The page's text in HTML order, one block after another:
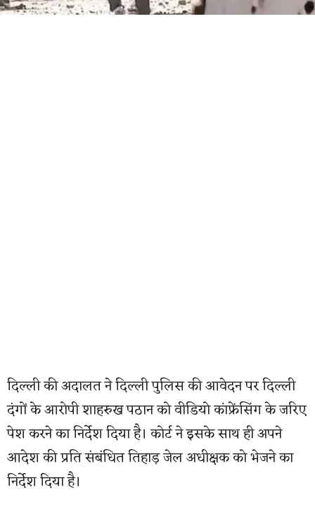
दिल्ली की अदालत ने दिल्ली पुलिस की आवेदन पर दिल्ली
दंगों के आरोपी शाहरुख पठान को वीडियो कांफ्रेंसिंग के जरिए
पेश करने का निर्देश दिया है। कोर्ट ने इसके साथ ही अपने
आदेश की प्रति संबंधित तिहाड़ जेल अधीक्षक को भेजने का
निर्देश दिया है।